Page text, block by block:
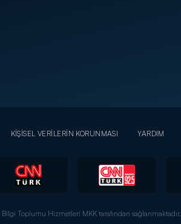
KİŞİSEL VERİLERİN KORUNMASI YARDIM
Bilgi Toplumu Hizmetleri MKK tarafından sağlanmaktadır.